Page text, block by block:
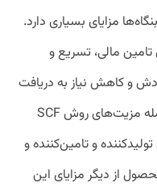
مزایای بسیاری دارد.
مالی، تسریع و
و کاهش نیاز به دریافت
تسهیلات جدید سرمایه در گردش از جمله مزیت‌های روش SCF
و تامین‌کننده و
از دیگر مزایای این